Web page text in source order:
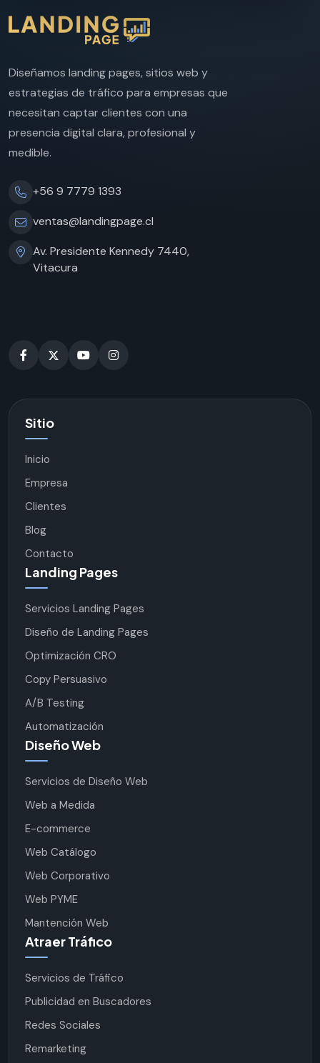
Diseñamos landing pages, sitios web y
estrategias de tráfico para empresas que
necesitan captar clientes con una
presencia digital clara, profesional y
medible.
+56 9 7779 1393
ventas@landingpage.cl
Av. Presidente Kennedy 7440,
Vitacura
Sitio
Inicio
Empresa
Clientes
Blog
Contacto
Landing Pages
Servicios Landing Pages
Diseño de Landing Pages
Optimización CRO
Copy Persuasivo
A/B Testing
Automatización
Diseño Web
Servicios de Diseño Web
Web a Medida
E-commerce
Web Catálogo
Web Corporativo
Web PYME
Mantención Web
Atraer Tráfico
Servicios de Tráfico
Publicidad en Buscadores
Redes Sociales
Remarketing